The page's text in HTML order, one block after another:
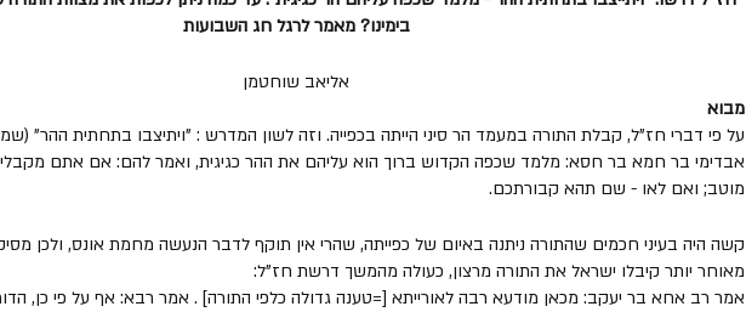
בימינו? מאמר לרגל חג השבועות
אליאב שוחטמן
מבוא
על פי דברי חז"ל, קבלת התורה במעמד הר סיני הייתה בכפייה. וזה לשון המדרש : "ויתיצבו בתחתית ההר"
אבדימי בר חמא בר חסא: מלמד שכפה הקדוש ברוך הוא עליהם את ההר כגיגית, ואמר להם: אם אתם
מוטב; ואם לאו - שם תהא קבורתכם.
קשה היה בעיני חכמים שהתורה ניתנה באיום של כפייתה, שהרי אין תוקף לדבר הנעשה מחמת אונס, ולכן
מאוחר יותר קיבלו ישראל את התורה מרצון, כעולה מהמשך דרשת חז"ל:
אמר רב אחא בר יעקב: מכאן מודעא רבה לאורייתא [=טענה גדולה כלפי התורה] . אמר רבא: אף על פי כן,